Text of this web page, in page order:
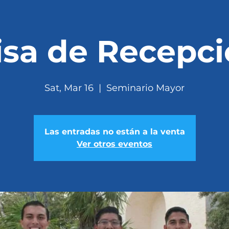
de
Sat, Mar 16
  |
Seminario Mayor
Las entradas no están a la venta
Ver otros eventos